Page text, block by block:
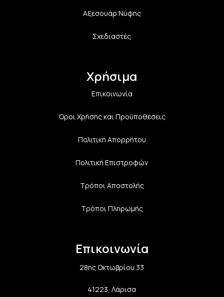
Αξεσουάρ Νύφης
Σχεδιαστές
Χρήσιμα
Επικοινωνία
Όροι Χρήσης και Προϋποθέσεις
Πολιτική Aπορρήτου
Πολιτική Επιστροφών
Τρόποι Αποστολής
Τρόποι Πληρωμής
Επικοινωνία
28ης Οκτωβρίου 33
41223, Λάρισα